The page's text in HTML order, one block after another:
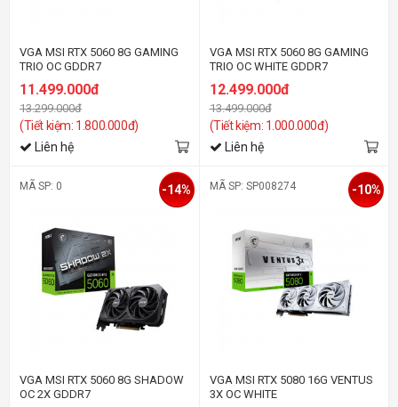
VGA MSI RTX 5060 8G GAMING
TRIO OC GDDR7
11.499.000đ
13.299.000đ
(Tiết kiệm: 1.800.000đ)
Liên hệ
VGA MSI RTX 5060 8G GAMING
TRIO OC WHITE GDDR7
12.499.000đ
13.499.000đ
(Tiết kiệm: 1.000.000đ)
Liên hệ
MÃ SP: 0
VGA MSI RTX 5060 8G SHADOW
OC 2X GDDR7
-14% MÃ SP: SP008274
VGA MSI RTX 5080 16G VENTUS
3X OC WHITE
-10%